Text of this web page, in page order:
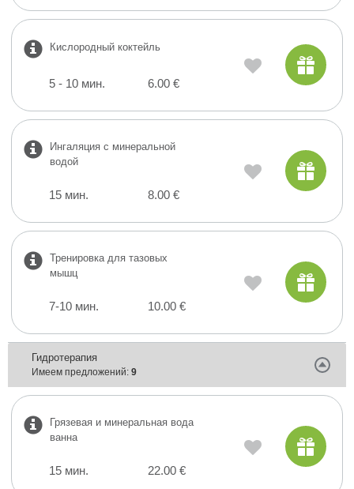
Кислородный коктейль
5 - 10 мин. 6.00 €
Ингаляция с минеральной
водой
15 мин. 8.00 €
Тренировка для тазовых
мышц
7-10 мин. 10.00 €
Гидротерапия
Имеем предложений: 9
Грязевая и минеральная вода
ванна
15 мин. 22.00 €